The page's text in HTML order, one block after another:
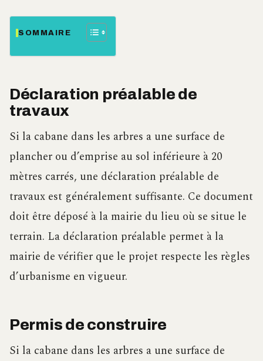
SOMMAIRE
Déclaration préalable de
travaux
Si la cabane dans les arbres a une surface de
plancher ou d’emprise au sol inférieure à 20
mètres carrés, une déclaration préalable de
travaux est généralement suffisante. Ce document
doit être déposé à la mairie du lieu où se situe le
terrain. La déclaration préalable permet à la
mairie de vérifier que le projet respecte les règles
d’urbanisme en vigueur.
Permis de construire
Si la cabane dans les arbres a une surface de